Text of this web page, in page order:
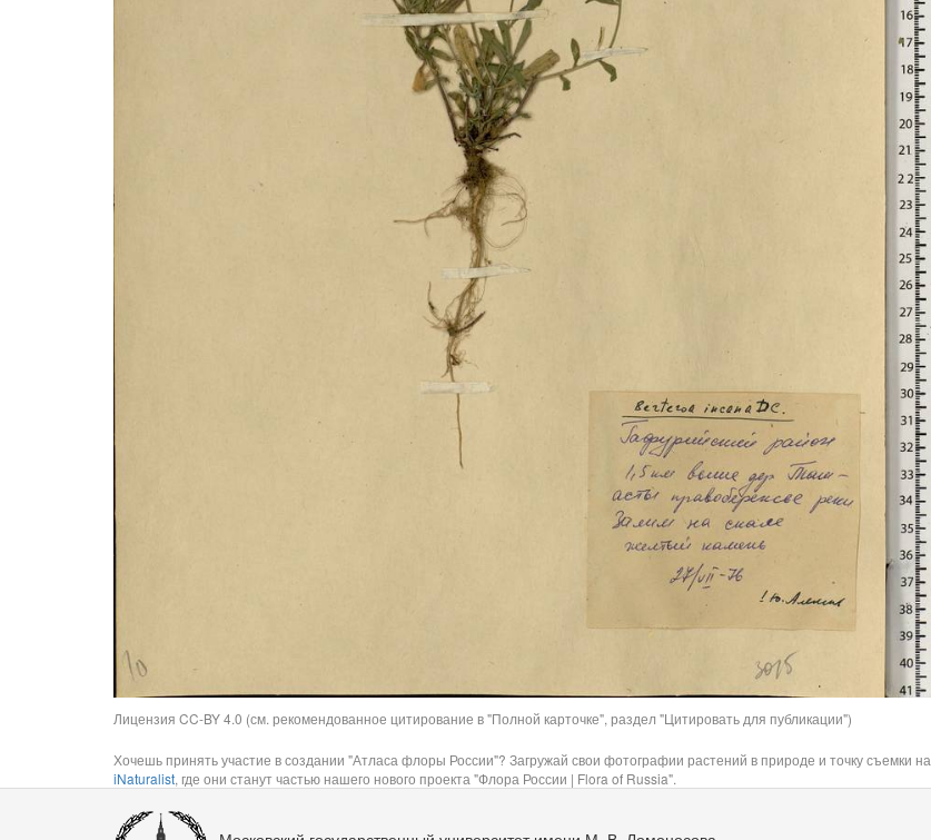
Лицензия CC-BY 4.0 (см. рекомендованное цитирование в "Полной карточке", раздел "Цитировать для публикации")
Хочешь принять участие в создании "Атласа флоры России"? Загружай свои фотографии растений в природе и точку съемки на
iNaturalist, где они станут частью нашего нового проекта "Флора России | Flora of Russia".